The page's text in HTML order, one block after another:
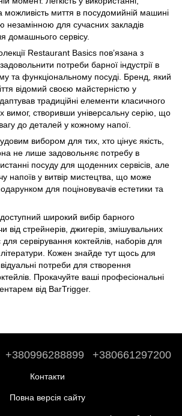
можливість миття в посудомийній машині
незамінною для сучасних закладів
домашнього сервісу.
Restaurant Basics пов’язана з
потреби барної індустрії в
та функціональному посуді. Бренд, який
відомий своєю майстерністю у
традиційні елементи класичного
вимог, створивши універсальну серію, що
до деталей у кожному напої.
вибором для тих, хто цінує якість,
не лише задовольняє потребу в
посуду для щоденних сервісів, але
напоїв у витвір мистецтва, що може
для поціновувачів естетики та
широкий вибір барного
від стрейнерів, джигерів, змішувальних
сервірування коктейлів, наборів для
. Кожен знайде тут щось для
потреби для створення
Прокачуйте ваші професіональні
від BarTrigger.
+380996288899 +380661297200
Контакти
Повна версія сайту